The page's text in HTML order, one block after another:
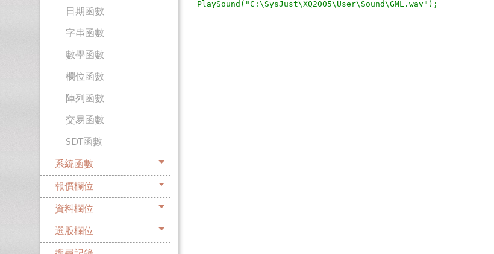
日期函數
字串函數
數學函數
欄位函數
陣列函數
交易函數
SDT函數
系統函數
報價欄位
資料欄位
選股欄位